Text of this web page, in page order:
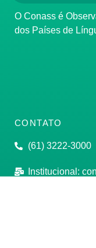
O Conass é Observador Consultivo da Comunidade
dos Países de
CONTATO
(61) 3222-3000
Institucional: